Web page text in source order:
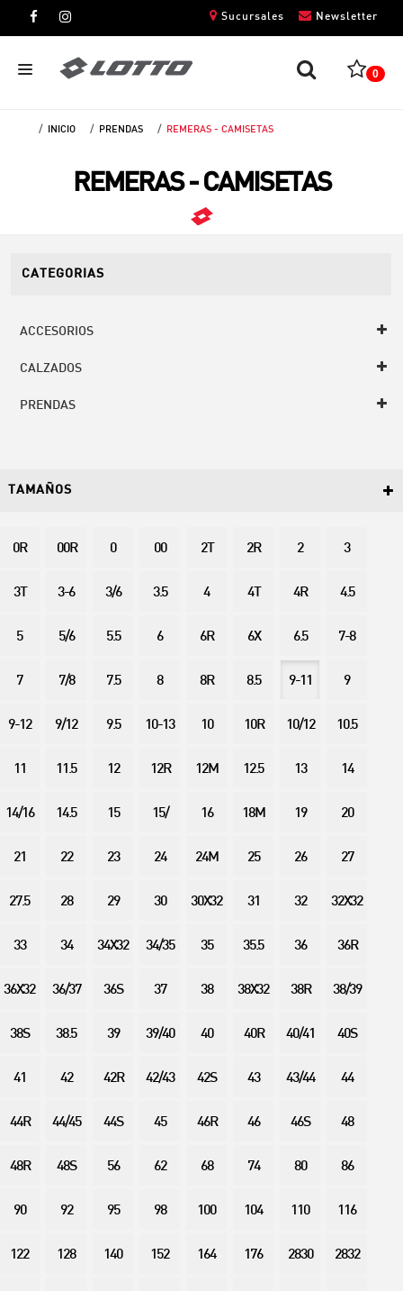
Newsletter
Sucursales
0
INICIO PRENDAS REMERAS - CAMISETAS
REMERAS - CAMISETAS
CATEGORIAS
ACCESORIOS
CALZADOS
PRENDAS
TAMAÑOS
0R 00R 0 00 2T 2R 2 3
3T 3-6 3/6 3.5 4 4T 4R 4.5
5 5/6 5.5 6 6R 6X 6.5 7-8
7 7/8 7.5 8 8R 8.5 9-11 9
9-12 9/12 9.5 10-13 10 10R 10/12 10.5
11 11.5 12 12R 12M 12.5 13 14
14/16 14.5 15 15/ 16 18M 19 20
21 22 23 24 24M 25 26 27
27.5 28 29 30 30X32 31 32 32X32
33 34 34X32 34/35 35 35.5 36 36R
36X32 36/37 36S 37 38 38X32 38R 38/39
38S 38.5 39 39/40 40 40R 40/41 40S
41 42 42R 42/43 42S 43 43/44 44
44R 44/45 44S 45 46R 46 46S 48
48R 48S 56 62 68 74 80 86
90 92 95 98 100 104 110 116
122 128 140 152 164 176 2830 2832